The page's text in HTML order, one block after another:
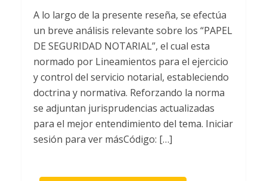
A lo largo de la presente reseña, se efectúa
un breve análisis relevante sobre los “PAPEL
DE SEGURIDAD NOTARIAL”, el cual esta
normado por Lineamientos para el ejercicio
y control del servicio notarial, estableciendo
doctrina y normativa. Reforzando la norma
se adjuntan jurisprudencias actualizadas
para el mejor entendimiento del tema. Iniciar
sesión para ver másCódigo: […]